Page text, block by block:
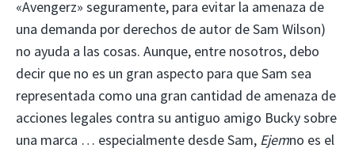
«Avengerz» seguramente, para evitar la amenaza de
una demanda por derechos de autor de Sam Wilson)
no ayuda a las cosas. Aunque, entre nosotros, debo
decir que no es un gran aspecto para que Sam sea
representada como una gran cantidad de amenaza de
acciones legales contra su antiguo amigo Bucky sobre
una marca … especialmente desde Sam, Ejemno es el